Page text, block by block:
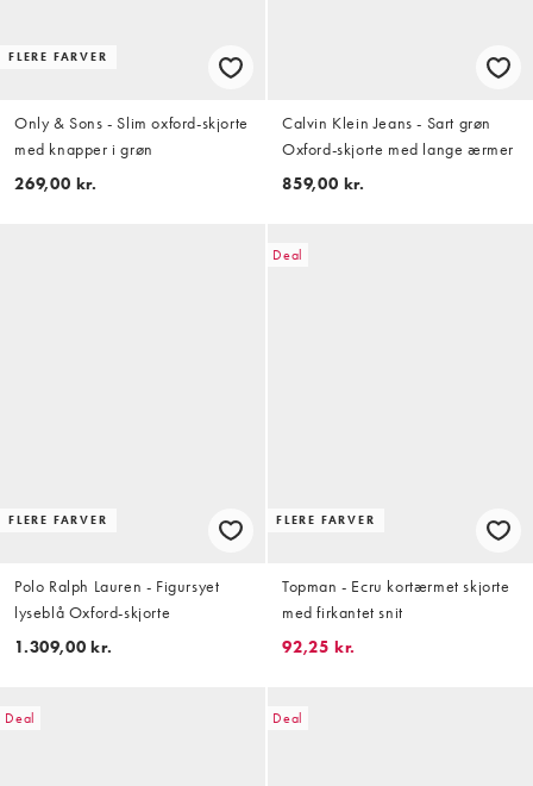
FLERE FARVER
Only & Sons - Slim oxford-skjorte
med knapper i grøn
269,00 kr.
Calvin Klein Jeans - Sart grøn
Oxford-skjorte med lange ærmer
859,00 kr.
FLERE FARVER
Polo Ralph Lauren - Figursyet
lyseblå Oxford-skjorte
1.309,00 kr.
Deal
FLERE FARVER
Topman - Ecru kortærmet skjorte
med firkantet snit
92,25 kr.
Deal Deal